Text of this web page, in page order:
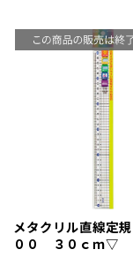
メタクリル直線定
００ ３０ｃｍ▽